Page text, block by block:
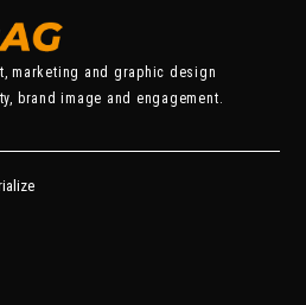
marketing and graphic design
brand image and engagement.